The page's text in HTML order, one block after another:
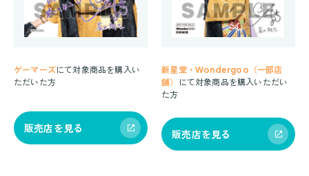
ゲーマーズにて対象商品を購入い
ただいた方
販売店を見る
新星堂・Wondergoo（一部店
舗）
にて対象商品を購入いただい
た方
販売店を見る